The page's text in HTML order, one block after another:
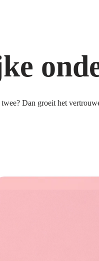
Dan groeit het